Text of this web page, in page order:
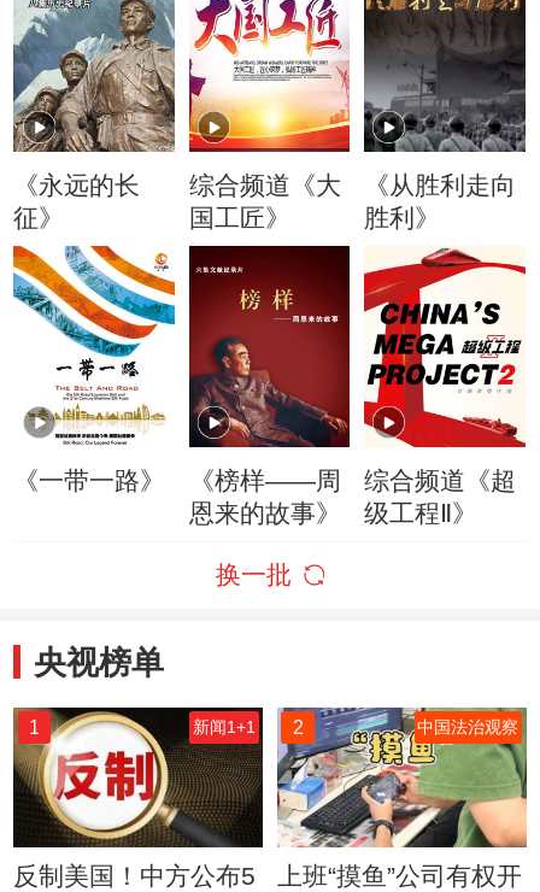
《永远的长
征》
综合频道《大
国工匠》
《从胜利走向
胜利》
《一带一路》
《榜样——周
恩来的故事》
综合频道《超
级工程Ⅱ》
换一批
央视榜单
1 新闻1+1
反制美国！中方公布5
2 中国法治观察
上班“摸鱼”公司有权开